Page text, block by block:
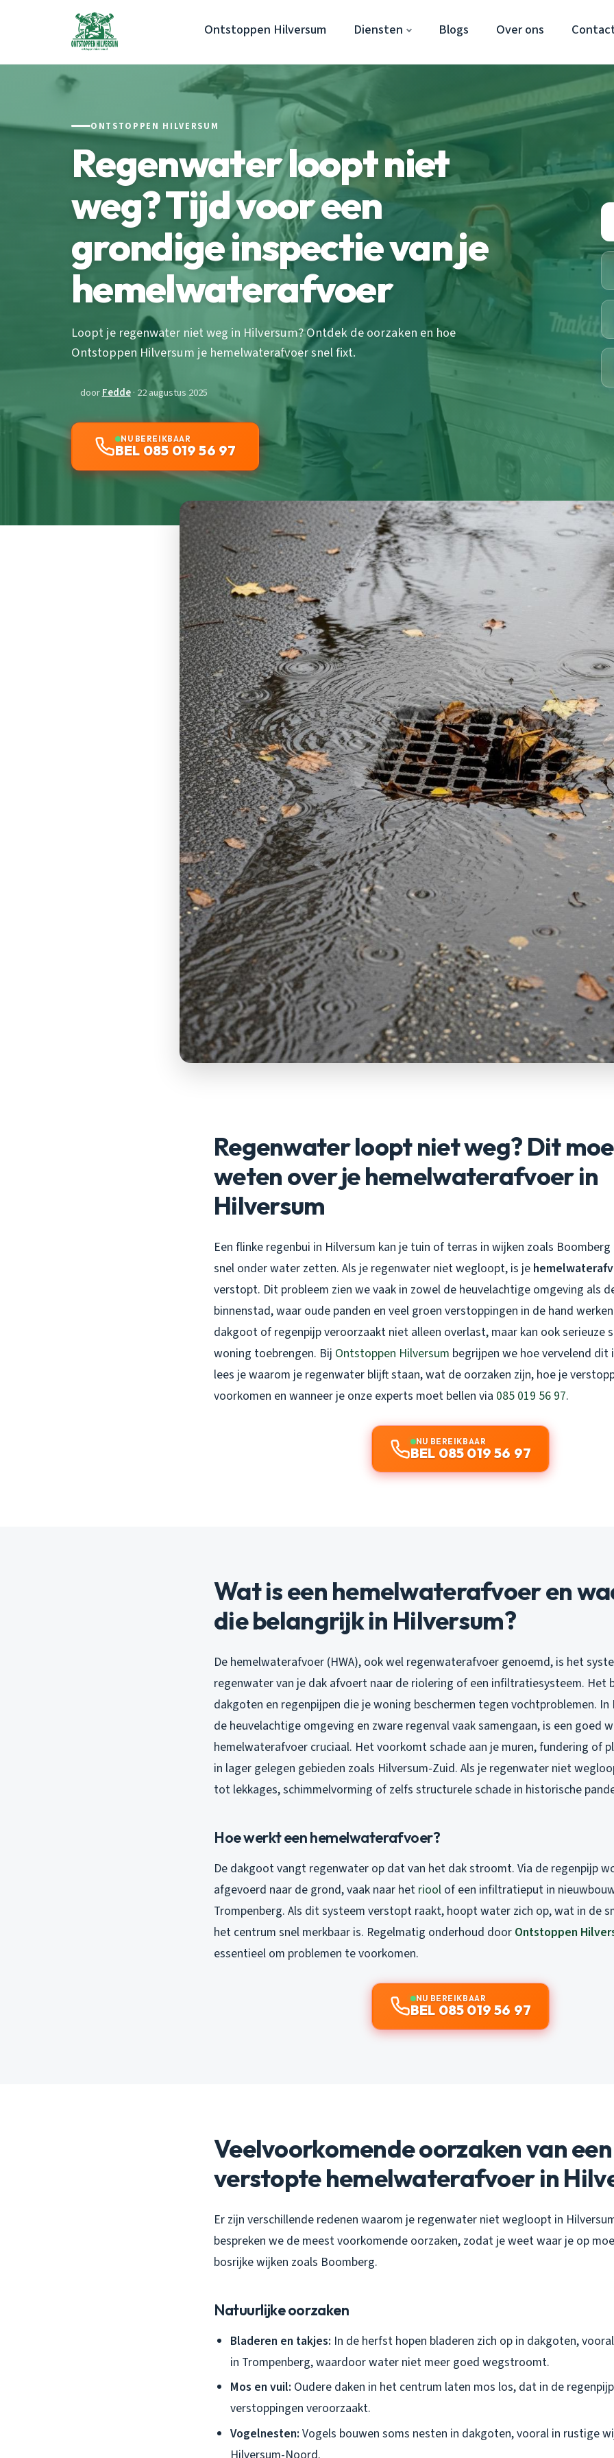
Ontstoppen Hilversum Diensten Blogs Over ons
ONTSTOPPEN HILVERSUM
Regenwater loopt niet
weg? Tijd voor een
grondige inspectie van je
hemelwaterafvoer
Loopt je regenwater niet weg in Hilversum? Ontdek de oorzaken en hoe
Ontstoppen Hilversum je hemelwaterafvoer snel fixt.
doorFedde· 22 augustus 2025
NU BEREIKBAAR
BEL 085 019 56 97
Regenwater loopt niet weg? Dit
weten over je hemelwaterafvoer in
Hilversum
Een flinke regenbui in Hilversum kan je tuin of terras in wijken zoals
snel onder water zetten. Als je regenwater niet wegloopt, is je
verstopt. Dit probleem zien we vaak in zowel de heuvelachtige omgeving als
binnenstad, waar oude panden en veel groen verstoppingen in de hand
dakgoot of regenpijp veroorzaakt niet alleen overlast, maar kan ook serieuze
woning toebrengen. Bij Ontstoppen Hilversum begrijpen we hoe vervelend dit
lees je waarom je regenwater blijft staan, wat de oorzaken zijn, hoe je
voorkomen en wanneer je onze experts moet bellen via 085 019 56 97.
NU BEREIKBAAR
BEL 085 019 56 97
Wat is een hemelwaterafvoer en
die belangrijk in Hilversum?
De hemelwaterafvoer (HWA), ook wel regenwaterafvoer genoemd, is het
regenwater van je dak afvoert naar de riolering of een infiltratiesysteem. Het
dakgoten en regenpijpen die je woning beschermen tegen vochtproblemen. In
de heuvelachtige omgeving en zware regenval vaak samengaan, is een goed
hemelwaterafvoer cruciaal. Het voorkomt schade aan je muren, fundering of
in lager gelegen gebieden zoals Hilversum-Zuid. Als je regenwater niet
tot lekkages, schimmelvorming of zelfs structurele schade in historische
Hoe werkt een hemelwaterafvoer?
De dakgoot vangt regenwater op dat van het dak stroomt. Via de regenpijp
afgevoerd naar de grond, vaak naar het riool of een infiltratieput in
Trompenberg. Als dit systeem verstopt raakt, hoopt water zich op, wat in de
het centrum snel merkbaar is. Regelmatig onderhoud door Ontstoppen
essentieel om problemen te voorkomen.
NU BEREIKBAAR
BEL 085 019 56 97
Veelvoorkomende oorzaken van een
verstopte hemelwaterafvoer in
Er zijn verschillende redenen waarom je regenwater niet wegloopt in
bespreken we de meest voorkomende oorzaken, zodat je weet waar je op
bosrijke wijken zoals Boomberg.
Natuurlijke oorzaken
Bladeren en takjes: In de herfst hopen bladeren zich op in dakgoten,
in Trompenberg, waardoor water niet meer goed wegstroomt.
Mos en vuil: Oudere daken in het centrum laten mos los, dat in de
verstoppingen veroorzaakt.
Vogelnesten: Vogels bouwen soms nesten in dakgoten, vooral in rustige